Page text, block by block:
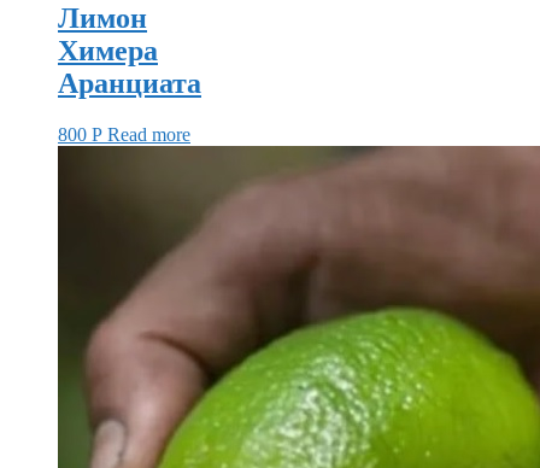
Лимон
Химера
Аранциата
800 Р Read more